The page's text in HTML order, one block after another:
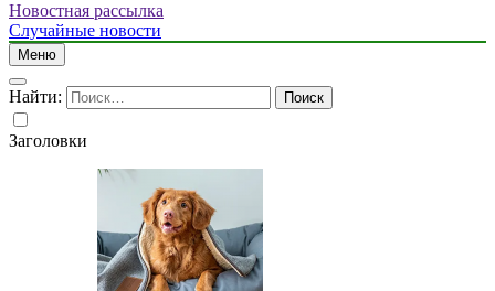
Новостная рассылка
Случайные новости
Меню
Найти:
Заголовки